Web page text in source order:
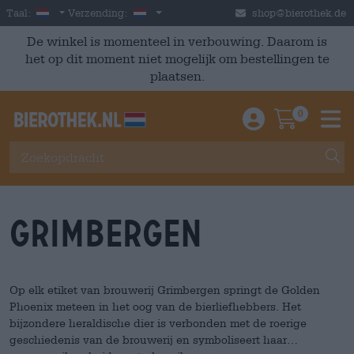
Skip to main content
Taal: Dutch
Verzending: Nederland shop@bierothek.de
De winkel is momenteel in verbouwing. Daarom is
het op dit moment niet mogelijk om bestellingen te
plaatsen.
Einloggen /
0
Grimbergen
Op elk etiket van brouwerij Grimbergen springt de Golden
Phoenix meteen in het oog van de bierliefhebbers. Het
bijzondere heraldische dier is verbonden met de roerige
geschiedenis van de brouwerij en symboliseert haar